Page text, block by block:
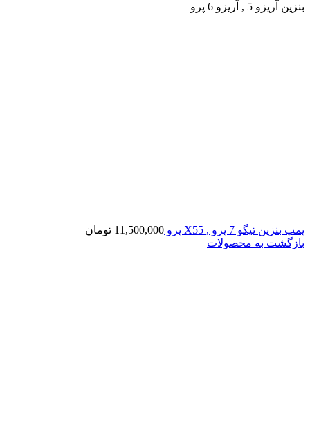
بنزین آریزو 5 , آریزو 6 پرو
پمپ بنزین تیگو 7 پرو , X55 پرو 11,500,000 تومان
بازگشت به محصولات